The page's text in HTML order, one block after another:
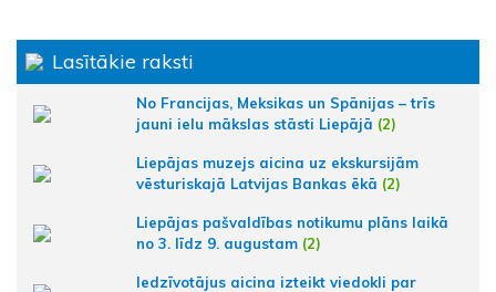
Lasītākie raksti
No Francijas, Meksikas un Spānijas – trīs
jauni ielu mākslas stāsti Liepājā (2)
Liepājas muzejs aicina uz ekskursijām
vēsturiskajā Latvijas Bankas ēkā (2)
Liepājas pašvaldības notikumu plāns laikā
no 3. līdz 9. augustam (2)
Iedzīvotājus aicina izteikt viedokli par